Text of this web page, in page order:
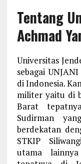
Tentang
Achmad
Universitas
sebagai
di Indonesia.
militer yaitu di
Barat
Sudirman
berdekatan
STKIP
utama